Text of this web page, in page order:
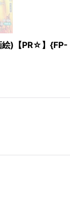
絵)【PR☆】{FP-